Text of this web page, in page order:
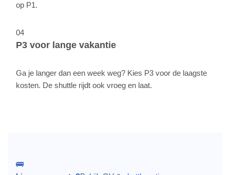
op P1.
04
P3 voor lange vakantie
Ga je langer dan een week weg? Kies P3 voor de laagste
kosten. De shuttle rijdt ook vroeg en laat.
🚌